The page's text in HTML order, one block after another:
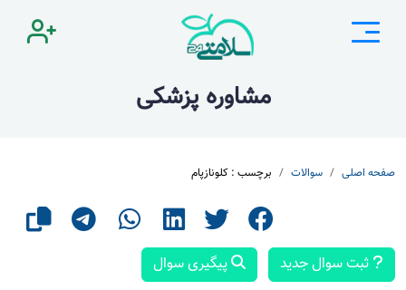
مشاوره پزشکی
صفحه اصلی سوالات برچسب : کلونازپام
ثبت سوال جدید پیگیری سوال